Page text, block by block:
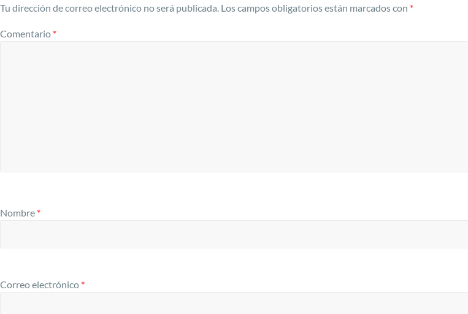
Tu dirección de correo electrónico no será publicada. Los campos obligatorios están marcados con *
Comentario *
Nombre *
Correo electrónico *